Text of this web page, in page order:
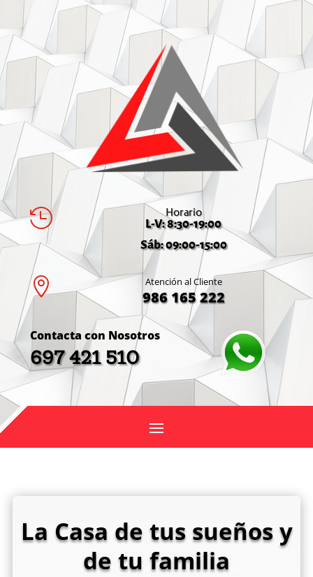
 Horario
L-V: 8:30-19:00
Sáb: 09:00-15:00
 Atención al Cliente
986 165 222
Contacta con Nosotros
697 421 510
La Casa de tus sueños y
de tu familia